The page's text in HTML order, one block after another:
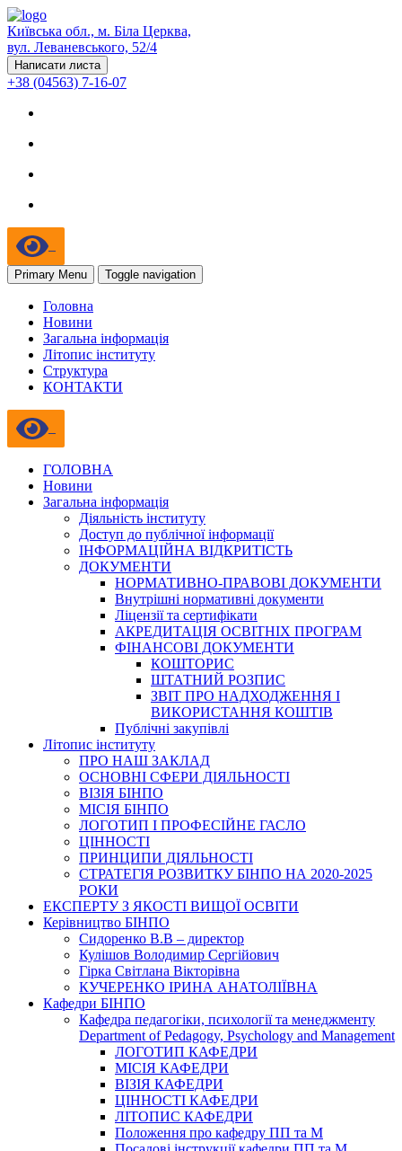
Київська обл., м. Біла Церква,
вул. Леваневського, 52/4
Написати листа
+38 (04563) 7-16-07
Primary Menu Toggle navigation
Головна
Новини
Загальна інформація
Літопис інституту
Структура
КОНТАКТИ
ГОЛОВНА
Новини
Загальна інформація
Діяльність інституту
Доступ до публічної інформації
ІНФОРМАЦІЙНА ВІДКРИТІСТЬ
ДОКУМЕНТИ
НОРМАТИВНО-ПРАВОВІ ДОКУМЕНТИ
Внутрішні нормативні документи
Ліцензії та сертифікати
АКРЕДИТАЦІЯ ОСВІТНІХ ПРОГРАМ
ФІНАНСОВІ ДОКУМЕНТИ
КОШТОРИС
ШТАТНИЙ РОЗПИС
ЗВІТ ПРО НАДХОДЖЕННЯ І
ВИКОРИСТАННЯ КОШТІВ
Публічні закупівлі
Літопис інституту
ПРО НАШ ЗАКЛАД
ОСНОВНІ СФЕРИ ДІЯЛЬНОСТІ
ВІЗІЯ БІНПО
МІСІЯ БІНПО
ЛОГОТИП І ПРОФЕСІЙНЕ ГАСЛО
ЦІННОСТІ
ПРИНЦИПИ ДІЯЛЬНОСТІ
СТРАТЕГІЯ РОЗВИТКУ БІНПО НА 2020-2025
РОКИ
ЕКСПЕРТУ З ЯКОСТІ ВИЩОЇ ОСВІТИ
Керівництво БІНПО
Сидоренко В.В – директор
Кулішов Володимир Сергійович
Гірка Світлана Вікторівна
КУЧЕРЕНКО ІРИНА АНАТОЛІЇВНА
Кафедри БІНПО
Кафедра педагогіки, психології та менеджменту
Department of Pedagogy, Psychology and Management
ЛОГОТИП КАФЕДРИ
МІСІЯ КАФЕДРИ
ВІЗІЯ КАФЕДРИ
ЦІННОСТІ КАФЕДРИ
ЛІТОПИС КАФЕДРИ
Положення про кафедру ПП та М